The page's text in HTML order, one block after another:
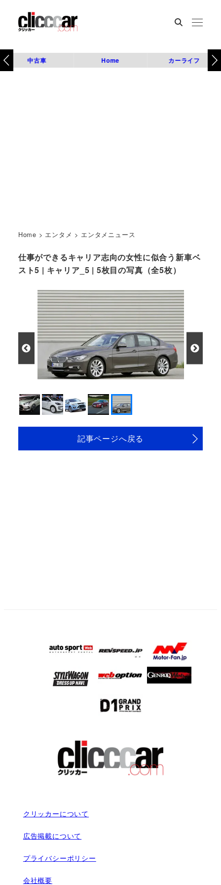
中古車 Home カーライフ
Home > エンタメ > エンタメニュース
仕事ができるキャリア志向の女性に似合う新車ベ
スト5 | キャリア_5 | 5枚目の写真（全5枚）
記事ページへ戻る
クリッカーについて
広告掲載について
プライバシーポリシー
会社概要